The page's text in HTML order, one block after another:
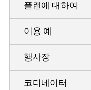
플랜에 대하여
이용 예
행사장
코디네이터